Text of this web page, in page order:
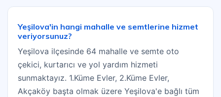
Yeşilova'in hangi mahalle ve semtlerine hizmet
veriyorsunuz?
Yeşilova ilçesinde 64 mahalle ve semte oto
çekici, kurtarıcı ve yol yardım hizmeti
sunmaktayız. 1.Küme Evler, 2.Küme Evler,
Akçaköy başta olmak üzere Yeşilova'e bağlı tüm